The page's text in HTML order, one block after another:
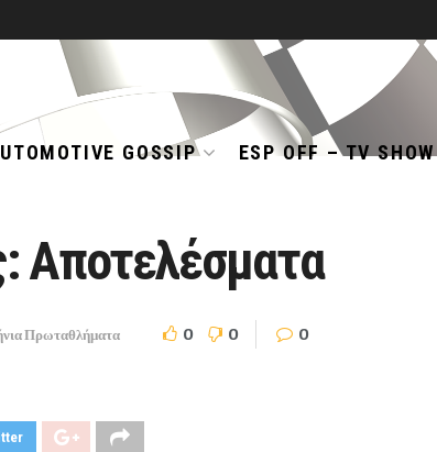
GOSSIP ESP OFF – TV SHOW
Αποτελέσματα
Πρωταθλήματα 0 0 0